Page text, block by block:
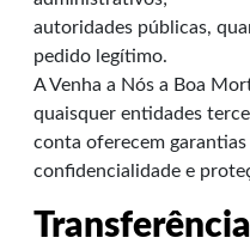
autoridades públicas,
pedido legítimo.
A Venha a Nós a Boa
quaisquer entidades
conta oferecem garantias
confidencialidade e